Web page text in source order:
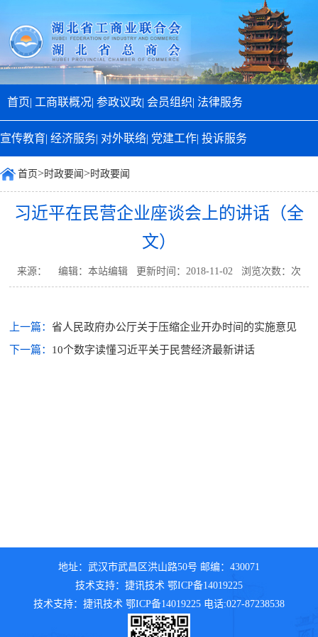
首页| 工商联概况| 参政议政| 会员组织| 法律服务
宣传教育| 经济服务| 对外联络| 党建工作| 投诉服务
首页>时政要闻 >时政要闻
习近平在民营企业座谈会上的讲话（全
文）
来源： 编辑：本站编辑 更新时间：2018-11-02 浏览次数： 次
上一篇：省人民政府办公厅关于压缩企业开办时间的实施意见
下一篇： 10个数字读懂习近平关于民营经济最新讲话
地址：武汉市武昌区洪山路50号 邮编：430071
技术支持：捷讯技术 鄂ICP备14019225
技术支持：捷讯技术 鄂ICP备14019225 电话:027-87238538